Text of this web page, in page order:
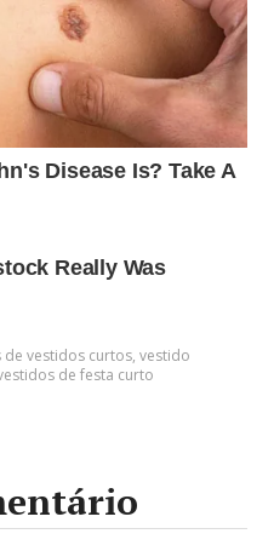
de vestidos curtos,vestido
de festa curto